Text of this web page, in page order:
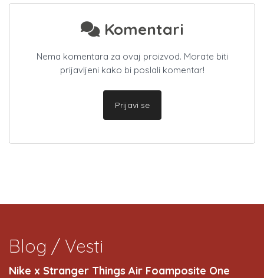
Komentari
Nema komentara za ovaj proizvod. Morate biti
prijavljeni kako bi poslali komentar!
Prijavi se
Blog / Vesti
Nike x Stranger Things Air Foamposite One